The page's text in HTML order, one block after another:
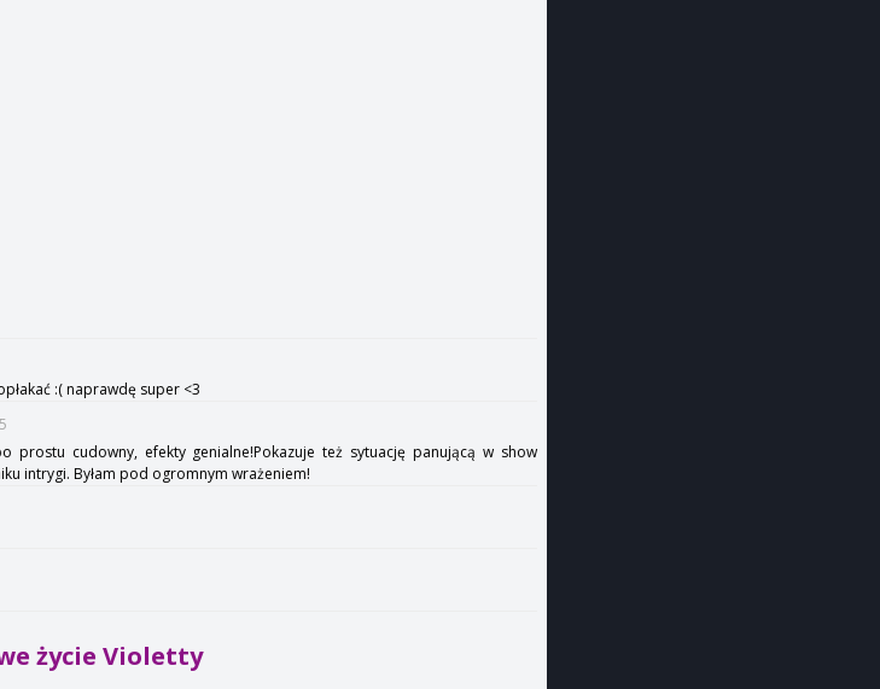
:( naprawdę super <3
prostu cudowny, efekty genialne!Pokazuje też sytuację panującą w show
intrygi. Byłam pod ogromnym wrażeniem!
życie Violetty